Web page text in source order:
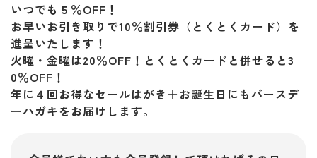
いつでも５％OFF！
お早いお引き取りで10％割引券（とくとくカード）を
進呈いたします！
火曜・金曜は20％OFF！とくとくカードと併せると3
0％OFF！
年に４回お得なセールはがき＋お誕生日にもバースデ
ーハガキをお届けします。